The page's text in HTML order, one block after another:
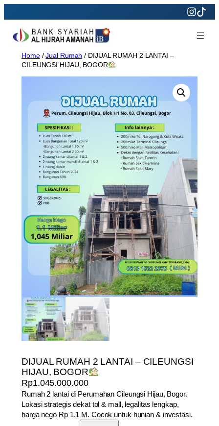
to
content
Home/Jual Rumah / DIJUAL RUMAH 2 LANTAI –
CILEUNGSI HIJAU, BOGOR
DIJUAL RUMAH 2 LANTAI – CILEUNGSI
HIJAU, BOGOR
Rp1.045.000.000
Rumah 2 lantai di Perumahan Cileungsi Hijau, Bogor.
Lokasi strategis dekat tol & mall, legalitas lengkap,
harga nego Rp 1,1 M. Cocok untuk hunian & investasi.